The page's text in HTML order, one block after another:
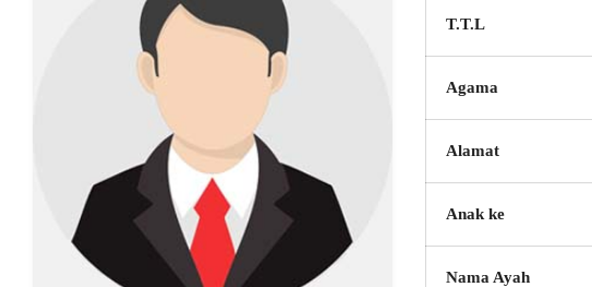
T.T.L
Agama
Alamat
Anak ke
Nama Ayah